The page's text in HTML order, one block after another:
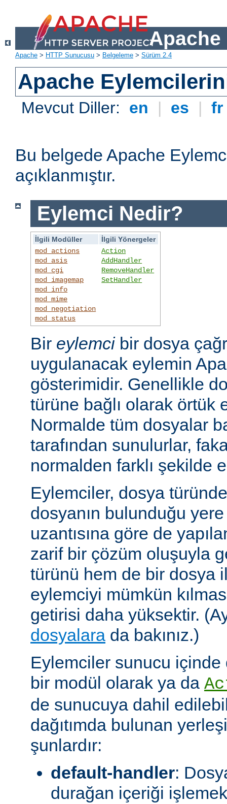
Apache
Apache > HTTP Sunucusu > Belgeleme > Sürüm 2.4
Apache
Mevcut Diller: en | es |
Bu belgede Apache
açıklanmıştır.
Eylemci Nedir?
İlgili Modüller
İlgili Yönergeler
mod_actions
mod_asis
mod_cgi
mod_imagemap
mod_info
mod_mime
mod_negotiation
mod_status
Action
AddHandler
RemoveHandler
SetHandler
Bir eylemcibir dosya
uygulanacak eylemin
gösterimidir. Genellikle
türüne bağlı olarak örtük
Normalde tüm dosyalar
tarafından sunulurlar,
normalden farklı şekilde
Eylemciler, dosya
dosyanın bulunduğu
uzantısına göre de
zarif bir çözüm oluşuyla
türünü hem de bir dosya
eylemciyi mümkün
getirisi daha yüksektir.
dosyalara da bakınız.)
Eylemciler sunucu
bir modül olarak ya da
de sunucuya dahil
dağıtımda bulunan
şunlardır:
default-handler:
durağan içeriği